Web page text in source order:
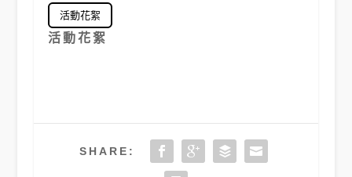
活動花絮
活動花絮
SHARE: